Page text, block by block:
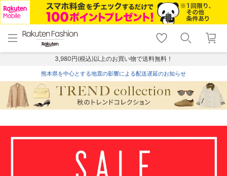
menu home
トップ
shopping_cart lock_outline
ログイン
3,980円(税込)以上のお買い物で送料無料！
熊本県を中心とする地震の影響による配送遅延のお知らせ